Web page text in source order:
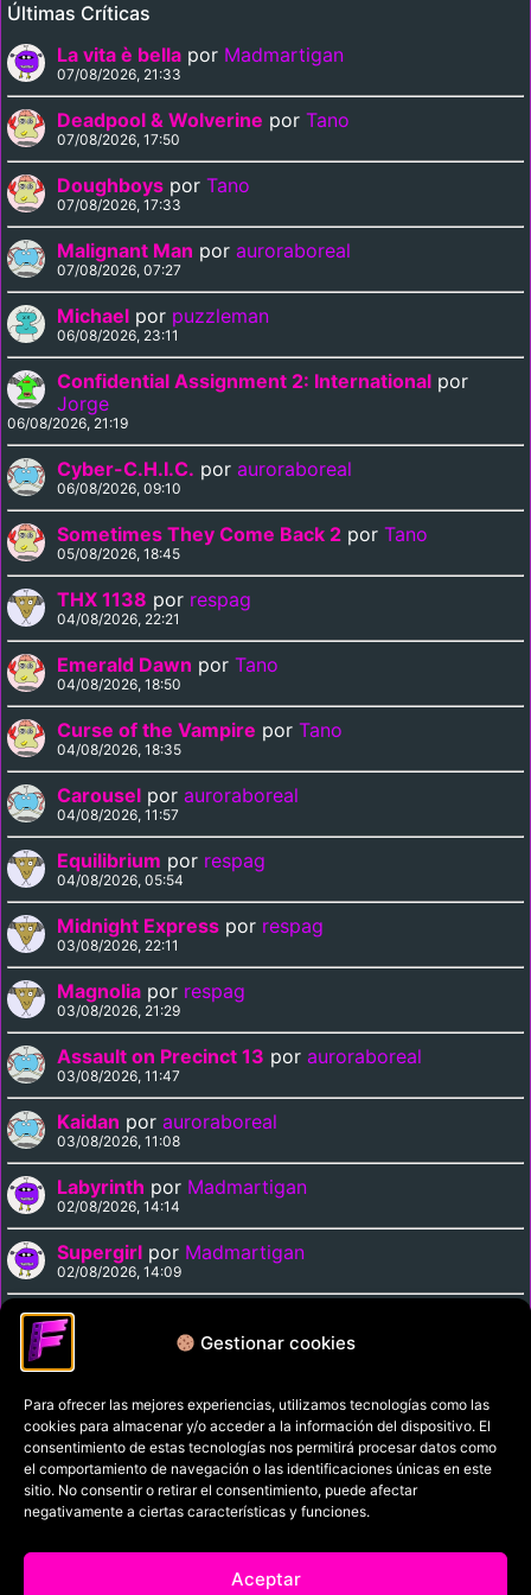
Gestionar cookies
Para ofrecer las mejores experiencias, utilizamos tecnologías como las
cookies para almacenar y/o acceder a la información del dispositivo. El
consentimiento de estas tecnologías nos permitirá procesar datos como
el comportamiento de navegación o las identificaciones únicas en este
sitio. No consentir o retirar el consentimiento, puede afectar
negativamente a ciertas características y funciones.
Aceptar
Últimas Críticas
La vita è bella por Madmartigan
07/08/2026, 21:33
Deadpool & Wolverine por Tano
07/08/2026, 17:50
Doughboys por Tano
07/08/2026, 17:33
Malignant Man por auroraboreal
07/08/2026, 07:27
Michael por puzzleman
06/08/2026, 23:11
Confidential Assignment 2: International por
Jorge
06/08/2026, 21:19
Cyber-C.H.I.C. por auroraboreal
06/08/2026, 09:10
Sometimes They Come Back 2 por Tano
05/08/2026, 18:45
THX 1138 por respag
04/08/2026, 22:21
Emerald Dawn por Tano
04/08/2026, 18:50
Curse of the Vampire por Tano
04/08/2026, 18:35
Carousel por auroraboreal
04/08/2026, 11:57
Equilibrium por respag
04/08/2026, 05:54
Midnight Express por respag
03/08/2026, 22:11
Magnolia por respag
03/08/2026, 21:29
Assault on Precinct 13 por auroraboreal
03/08/2026, 11:47
Kaidan por auroraboreal
03/08/2026, 11:08
Labyrinth por Madmartigan
02/08/2026, 14:14
Supergirl por Madmartigan
02/08/2026, 14:09
Cinema Paradiso
02/08/2026, 13:37
Política de privacidad
Términos y condiciones
Política de cookies
Aviso Legal
Filmaniak (2026)